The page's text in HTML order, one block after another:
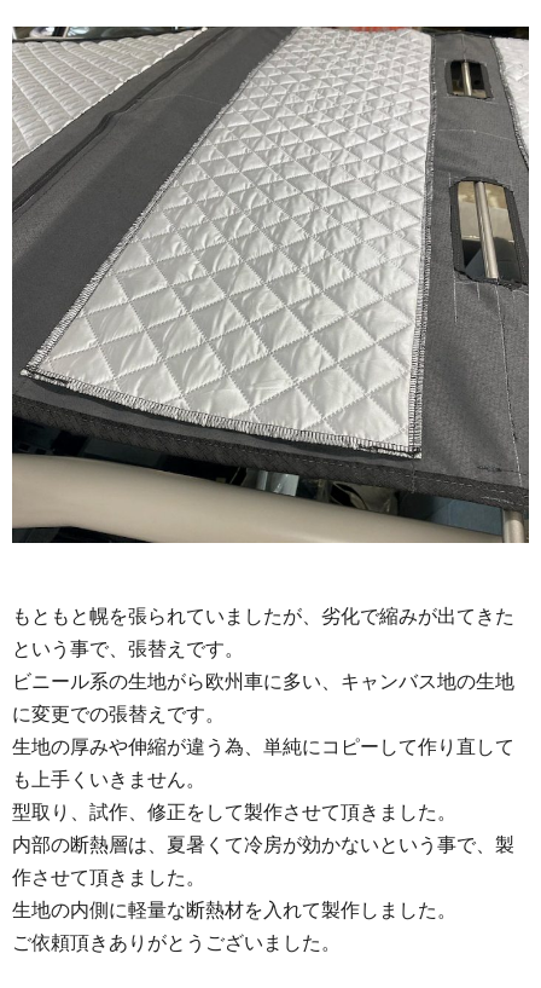
もともと幌を張られていましたが、劣化で縮みが出てきた
という事で、張替えです。
ビニール系の生地がら欧州車に多い、キャンバス地の生地
に変更での張替えです。
生地の厚みや伸縮が違う為、単純にコピーして作り直して
も上手くいきません。
型取り、試作、修正をして製作させて頂きました。
内部の断熱層は、夏暑くて冷房が効かないという事で、製
作させて頂きました。
生地の内側に軽量な断熱材を入れて製作しました。
ご依頼頂きありがとうございました。